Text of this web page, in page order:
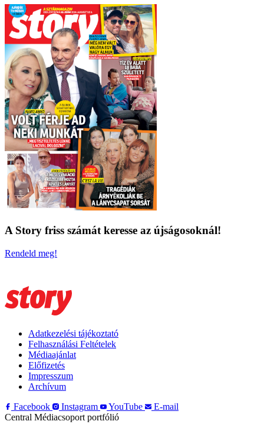
A Story friss számát keresse az újságosoknál!
Rendeld meg!
Adatkezelési tájékoztató
Felhasználási Feltételek
Médiaajánlat
Előfizetés
Impresszum
Archívum
Facebook
Instagram YouTube
E-mail
Central Médiacsoport portfólió